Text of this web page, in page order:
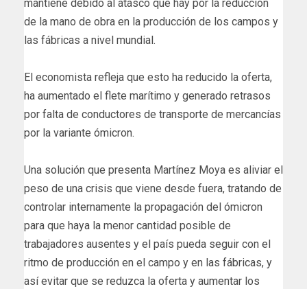
mantiene debido al atasco que hay por la reducción
de la mano de obra en la producción de los campos y
las fábricas a nivel mundial.
El economista refleja que esto ha reducido la oferta,
ha aumentado el flete marítimo y generado retrasos
por falta de conductores de transporte de mercancías
por la variante ómicron.
Una solución que presenta Martínez Moya es aliviar el
peso de una crisis que viene desde fuera, tratando de
controlar internamente la propagación del ómicron
para que haya la menor cantidad posible de
trabajadores ausentes y el país pueda seguir con el
ritmo de producción en el campo y en las fábricas, y
así evitar que se reduzca la oferta y aumentar los